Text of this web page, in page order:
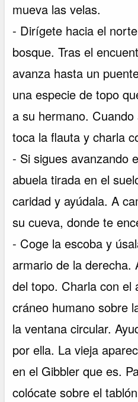
mueva las velas.
- Dirígete hacia el
bosque. Tras el
avanza hasta un
una especie de topo
a su hermano.
toca la flauta y charla
- Si sigues avanzando
abuela tirada en el
caridad y ayúdala. A
su cueva, donde te
- Coge la escoba y
armario de la derecha.
del topo. Charla con el
cráneo humano sobre
la ventana circular.
por ella. La vieja
en el Gibbler que es.
colócate sobre el